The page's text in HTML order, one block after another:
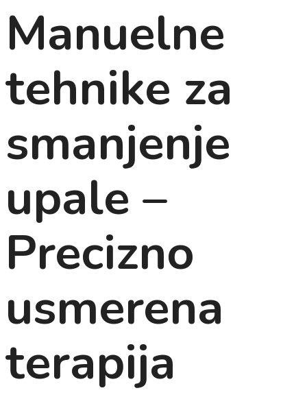
Manuelne
tehnike za
smanjenje
upale –
Precizno
usmerena
terapija